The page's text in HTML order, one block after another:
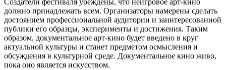
Создатели фестиваля убеждены, что неигровое арт-кино
должно принадлежать всем. Организаторы намерены сделать
достоянием профессиональной аудитории и заинтересованной
публики его образцы, эксперименты и достижения. Таким
образом, документальное арт-кино будет введено в круг
актуальной культуры и станет предметом осмысления и
обсуждения в культурной среде. Документальное кино живо,
пока оно является искусством.